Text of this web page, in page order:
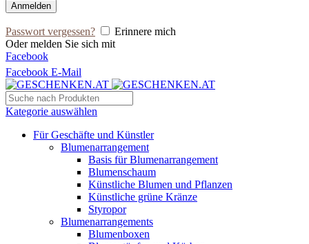
Anmelden
Passwort vergessen?
Erinnere mich
Oder melden Sie sich mit
Facebook
Facebook E-Mail
Kategorie auswählen
Für Geschäfte und Künstler
Blumenarrangement
Basis für Blumenarrangement
Blumenschaum
Künstliche Blumen und Pflanzen
Künstliche grüne Kränze
Styropor
Blumenarrangements
Blumenboxen